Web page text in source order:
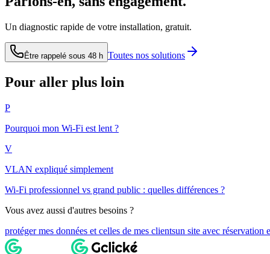
Un diagnostic rapide de votre installation, gratuit.
Être rappelé sous 48 h Toutes nos solutions
Pour aller plus loin
P
Pourquoi mon Wi-Fi est lent ?
V
VLAN expliqué simplement
Wi-Fi professionnel vs grand public : quelles différences ?
Vous avez aussi d'autres besoins ?
protéger mes données et celles de mes clientsun site avec réservation